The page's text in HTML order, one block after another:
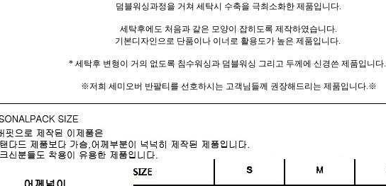
덤블워싱과정을 거쳐 세탁시 수축을 극최소화한 제품입니다.
세탁후에도 처음과 같은 모양이 잡히도록 제작하였습니다.
기본디자인으로 단품이나 이너로 활용도가 높은 제품입니다.
* 세탁후 변형이 거의 없도록 침수워싱과 덤블워싱 그리고 두께에 신경쓴 제품입니다.
※저희 세미오버 반팔티를 선호하시는 고객님들께 권장해드리는 제품입니다.※